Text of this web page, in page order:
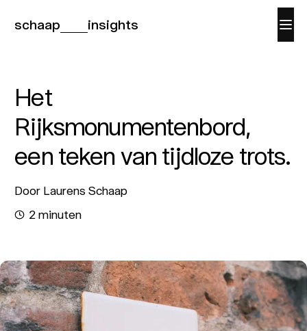
schaap insights
Het
Rijksmonumentenbord,
een teken van tijdloze trots.
Door Laurens Schaap
2 minuten